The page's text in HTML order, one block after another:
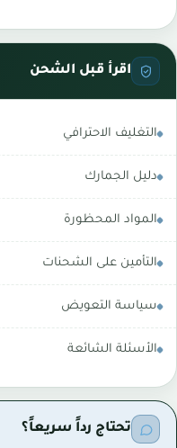
اقرأ قبل الشحن
التغليف الاحترافي
دليل الجمارك
المواد المحظورة
التأمين على الشحنات
سياسة التعويض
الأسئلة الشائعة
تحتاج رداً سريعاً؟